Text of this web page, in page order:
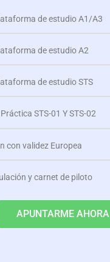
de estudio A1/A3
de estudio A2
de estudio STS
STS-01 Y STS-02
con validez Europea
y carnet de piloto
APUNTARME AHORA